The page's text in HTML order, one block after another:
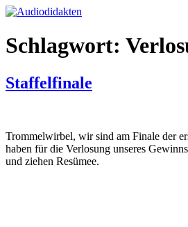
Zum
springen
Schlagwort:
Staffelfinale
Trommelwirbel, wir sind am Finale der
haben für die Verlosung unseres
und ziehen Resümee.